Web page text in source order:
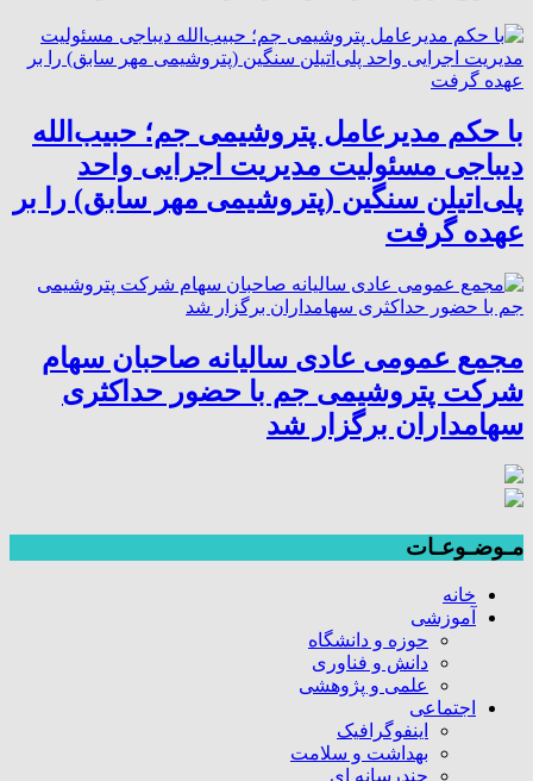
با حکم مدیرعامل پتروشیمی جم؛ حبیب‌الله
دیباجی مسئولیت مدیریت اجرایی واحد
پلی‌اتیلن سنگین (پتروشیمی مهر سابق) را بر
عهده گرفت
مجمع عمومی عادی سالیانه صاحبان سهام
شرکت پتروشیمی جم با حضور حداکثری
سهامداران برگزار شد
مـوضـوعـات
خانه
آموزشی
حوزه و دانشگاه
دانش و فناوری
علمی و پژوهشی
اجتماعی
اینفوگرافیک
بهداشت و سلامت
چندرسانه ای